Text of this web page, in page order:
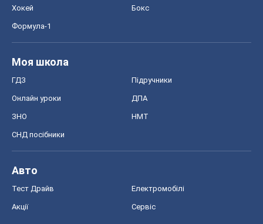
Хокей Бокс
Формула-1
Моя школа
ГДЗ Підручники
Онлайн уроки ДПА
ЗНО НМТ
СНД посібники
Авто
Тест Драйв Електромобілі
Акції Сервіс